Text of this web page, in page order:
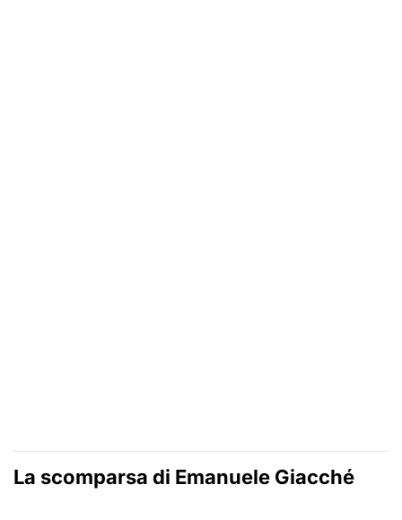
La scomparsa di Emanuele Giacché